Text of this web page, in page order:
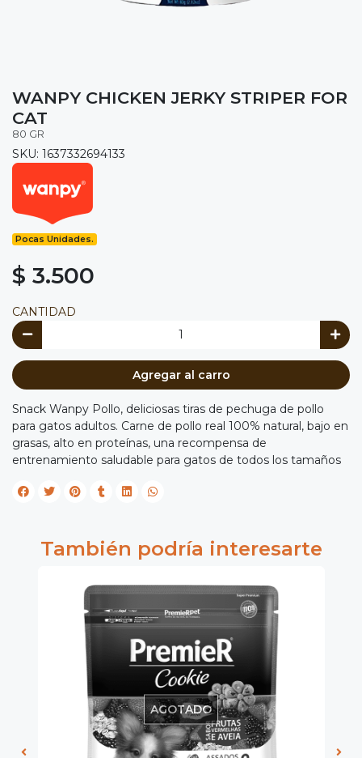
WANPY CHICKEN JERKY STRIPER FOR
CAT
80 GR
SKU: 1637332694133
Pocas Unidades.
$ 3.500
CANTIDAD
Agregar al carro
Snack Wanpy Pollo, deliciosas tiras de pechuga de pollo
para gatos adultos. Carne de pollo real 100% natural, bajo en
grasas, alto en proteínas, una recompensa de
entrenamiento saludable para gatos de todos los tamaños
También podría interesarte
AGOTADO